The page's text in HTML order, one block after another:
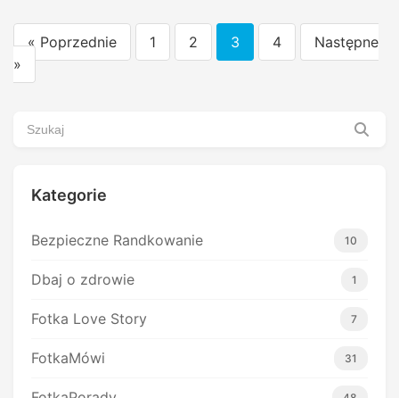
Stronicowanie
« Poprzednie 1 2 3 4
Następne
»
Kategorie
Bezpieczne Randkowanie 10
Dbaj o zdrowie 1
Fotka Love Story 7
FotkaMówi 31